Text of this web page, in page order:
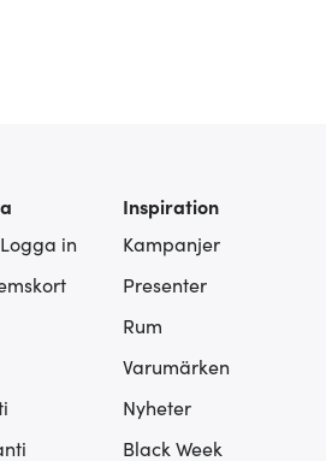
in
Inspiration
Kampanjer
Presenter
Rum
Varumärken
Nyheter
Black Week